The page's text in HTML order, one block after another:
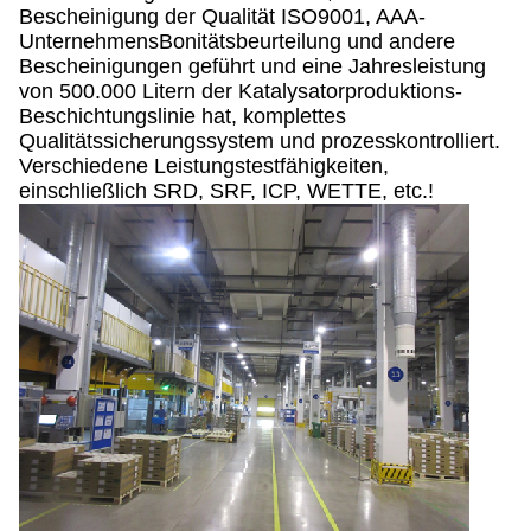
Bescheinigung der Qualität ISO9001, AAA-
UnternehmensBonitätsbeurteilung und andere
Bescheinigungen geführt und eine Jahresleistung
von 500.000 Litern der Katalysatorproduktions-
Beschichtungslinie hat, komplettes
Qualitätssicherungssystem und prozesskontrolliert.
Verschiedene Leistungstestfähigkeiten,
einschließlich SRD, SRF, ICP, WETTE, etc.!